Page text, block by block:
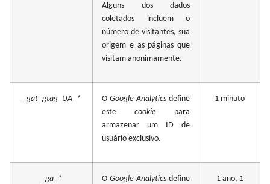
Alguns dos dados
coletados incluem o
número de visitantes, sua
origem e as páginas que
visitam anonimamente.
_gat_gtag_UA_* O Google Analytics define
este cookie para
armazenar um ID de
usuário exclusivo.
1 minuto
_ga_* O Google Analytics define
1 ano, 1